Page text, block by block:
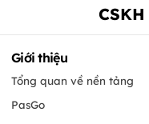
CSKH
Giới thiệu
Tổng quan về nền tảng
PasGo